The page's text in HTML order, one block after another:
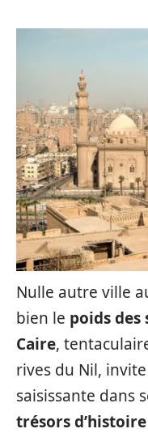
Nulle autre ville
bien le poids des
Caire,
rives du Nil,
saisissante dans
trésors